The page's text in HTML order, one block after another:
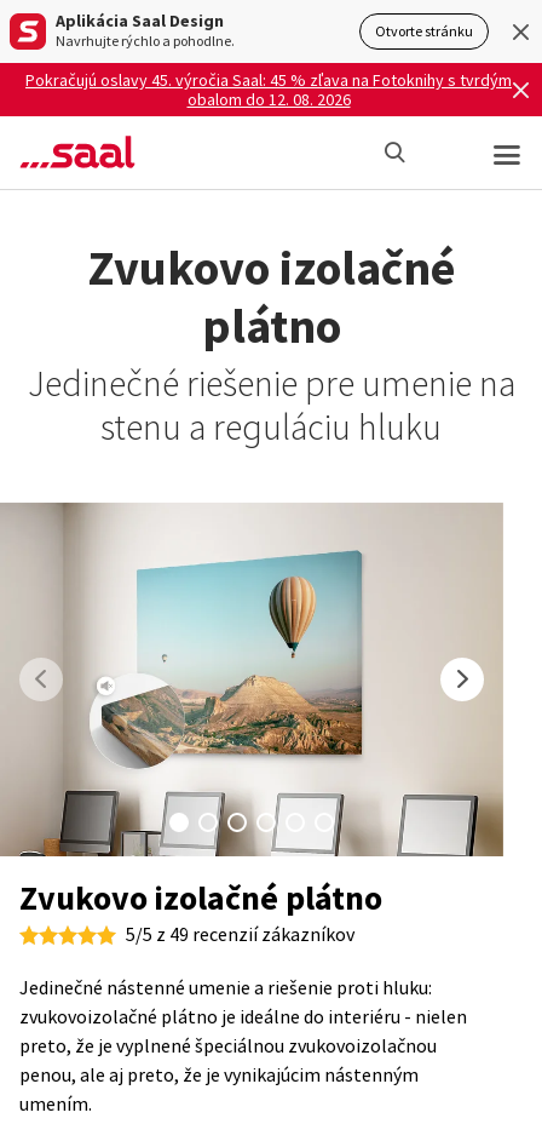
Aplikácia Saal Design
Navrhujte rýchlo a pohodlne. Otvorte stránku
Pokračujú oslavy 45. výročia Saal: 45 % zľava na Fotoknihy s tvrdým
obalom do 12. 08. 2026
Zvukovo izolačné
plátno
Jedinečné riešenie pre umenie na
stenu a reguláciu hluku
Zvukovo izolačné plátno
5/5 z 49 recenzií zákazníkov
Jedinečné nástenné umenie a riešenie proti hluku:
zvukovoizolačné plátno je ideálne do interiéru - nielen
preto, že je vyplnené špeciálnou zvukovoizolačnou
penou, ale aj preto, že je vynikajúcim nástenným
umením.